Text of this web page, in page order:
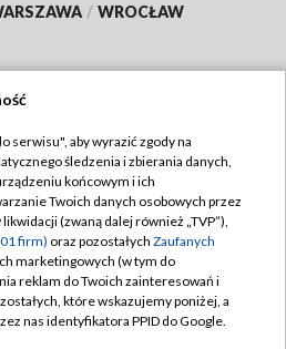
/ WROCŁAW
TVP
TVP
prywatności
Moje zgody
Pomoc
serwisu", aby wyrazić zgody na
śledzenia i zbierania danych,
końcowym i ich
Twoich danych osobowych przez
(zwaną dalej również „TVP”),
firm) oraz pozostałych Zaufanych
marketingowych (w tym do
reklam do Twoich zainteresowań i
które wskazujemy poniżej, a
nas identyfikatora PPID do Google.